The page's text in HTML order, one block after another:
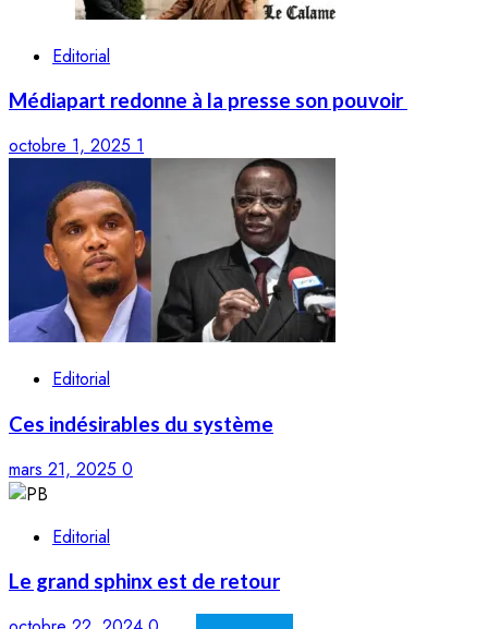
Editorial
Médiapart redonne à la presse son pouvoir
octobre 1, 2025 1
Editorial
Ces indésirables du système
mars 21, 2025 0
Editorial
Le grand sphinx est de retour